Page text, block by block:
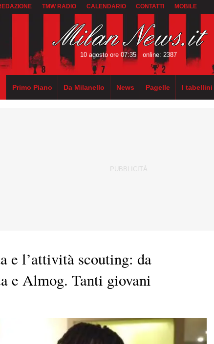
TMW RADIO CALENDARIO CONTATTI MOBILE
10 agosto ore 07:35 online: 2387
Primo Piano Da Milanello News Pagelle I tabellini
e l’attività scouting: da
e Almog. Tanti giovani